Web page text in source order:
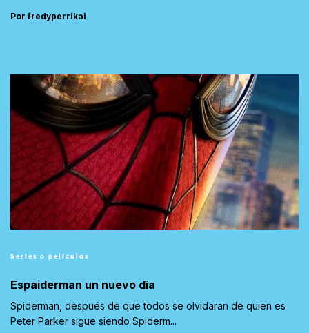
Por fredyperrikai
Series o películas
Espaiderman un nuevo día
Spiderman, después de que todos se olvidaran de quien es
Peter Parker sigue siendo Spiderm...